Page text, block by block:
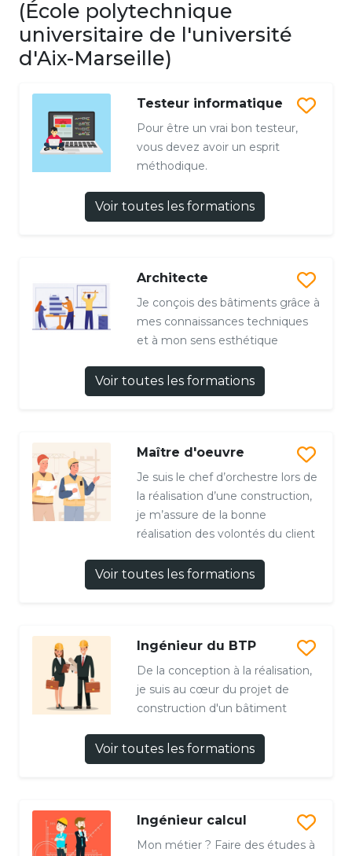
(École polytechnique
universitaire de l'université
d'Aix-Marseille)
Testeur informatique
Pour être un vrai bon testeur,
vous devez avoir un esprit
méthodique.
Voir toutes les formations
Architecte
Je conçois des bâtiments grâce à
mes connaissances techniques
et à mon sens esthétique
Voir toutes les formations
Maître d'oeuvre
Je suis le chef d’orchestre lors de
la réalisation d’une construction,
je m’assure de la bonne
réalisation des volontés du client
Voir toutes les formations
Ingénieur du BTP
De la conception à la réalisation,
je suis au cœur du projet de
construction d'un bâtiment
Voir toutes les formations
Ingénieur calcul
Mon métier ? Faire des études à